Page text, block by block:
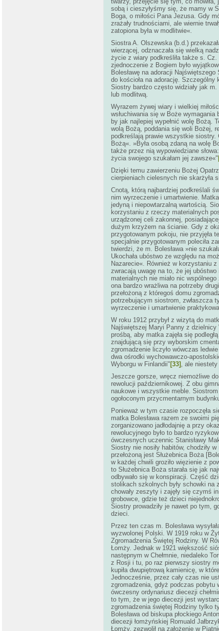
sobą i cieszyłyśmy się, że mamy w
Boga, o miłości Pana Jezusa. Gdy
zrażały trudnościami, ale wiernie
zatopiona była w modlitwie«.
Siostra A. Olszewska (b.d.)
wierzącej, odznaczała się wielką
życie z wiary podkreśliła także s.
zjednoczenie z Bogiem było
Bolesławę na adoracji
do kościoła na adorację.
Siostry bardzo często widziały jak m.
lub modlitwą.
Wyrazem żywej wiary i wielkiej
wsłuchiwania się w Boże wymagania
by jak najlepiej wypełnić wolę Bożą.
wolą Bożą, poddania się woli Bożej,
podkreślają prawie wszystkie
Bożą«. »Była osobą zdaną na wolę
także przez nią wypowiedziane
życia swojego szukałam jej zawsze«"
Dzięki temu zawierzeniu Bożej
cierpieniach cielesnych nie skarżyła
Cnotą, którą najbardziej podkreślali
nim wyrzeczenie i umartwienie.
jedyną i niepowtarzalną wartością.
korzystaniu z rzeczy materialnych
urządzonej celi zakonnej,
dużym krzyżem na ścianie. Gdy z
przygotowanym pokoju, nie przyjęła
specjalnie przygotowanym poleciła
twierdzi, że m. Bolesława »nie
Ukochała ubóstwo ze względu na
Nazarecie«. Również w korzystaniu
zwracają uwagę na to, że jej
materialnych nie miało nic
ona bardzo wrażliwa na potrzeby
przełożoną z któregoś domu
potrzebującym siostrom, zwłaszcza
wyrzeczenie i umartwienie
W roku 1912 przybył z wizytą do
Najświętszej Maryi Panny z
prośbą, aby matka zajęła się
znajdującą się przy wyborskim
zgromadzenie liczyło wówczas
dwa ośrodki wychowawczo-
Wyborgu w Finlandii" [33] , ale niestety
Jeszcze gorsze, wręcz niemożliwe
rewolucji październikowej. Z obu
naukowe i wszystkie meble.
ogołoconym przycmentarnym
Ponieważ w tym czasie rozpoczęła
matka Bolesława razem ze swoimi
zorganizowano jadłodajnię a przy
rewolucyjnego było to bardzo
ówczesnych uczennic Stanisławy
Siostry nie nosiły habitów, chodziły
przełożoną jest Służebnica Boża
w każdej chwili groziło więzienie z
to Służebnica Boża starała się jak
odbywało się w konspiracji. Część
stolikach szkolnych były schowki na
chowały zeszyty i zajęły się czymś
grobowce, gdzie też dzieci
Siostry prowadziły je nawet po tym,
dzieci.
Przez ten czas m. Bolesława
wyzwolonej Polski. W 1919 roku w
Zgromadzenia Świętej Rodziny. W
Łomży. Jednak w 1921 większość
następnym w Chełmnie, niedaleko
z Rosji i tu, po raz pierwszy siostry
kupiła dwupiętrową kamienicę, w
Jednocześnie, przez cały czas nie
zgromadzenia, gdyż podczas pobytu
ówczesny ordynariusz diecezji
to tym, że w jego diecezji jest
zgromadzenia świętej Rodziny tylko
Bolesława od biskupa płockiego
diecezji łomżyńskiej Romuald
Łomży, zezwolił na założenie w